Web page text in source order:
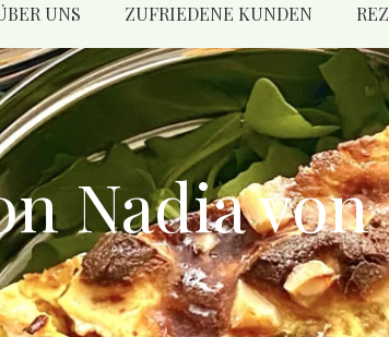
UNS ZUFRIEDENE KUNDEN
Nadia von